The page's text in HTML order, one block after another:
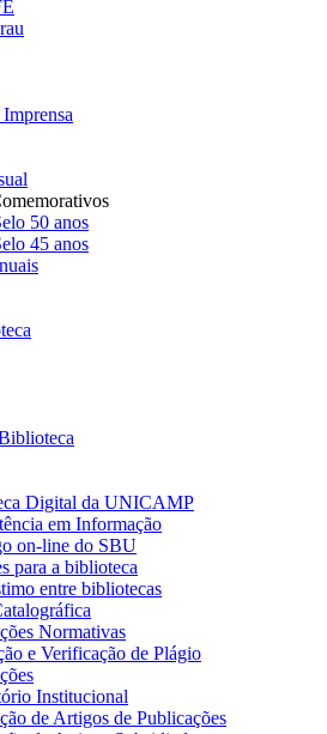
50 anos
45 anos
Digital da UNICAMP
em Informação
on-line do SBU
para a biblioteca
entre bibliotecas
Normativas
e Verificação de Plágio
Institucional
de Artigos de Publicações